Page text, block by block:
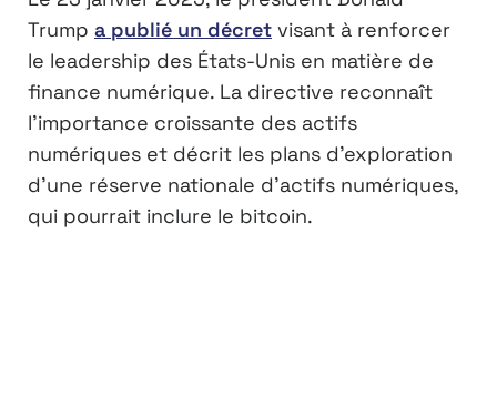
Trump a publié un décret visant à renforcer
le leadership des États-Unis en matière de
finance numérique. La directive reconnaît
l’importance croissante des actifs
numériques et décrit les plans d’exploration
d’une réserve nationale d’actifs numériques,
qui pourrait inclure le bitcoin.